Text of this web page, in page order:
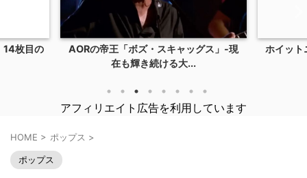
14枚目の
AORの帝王「ボズ・スキャッグス」-現
在も輝き続ける大...
ホイット
アフィリエイト広告を利用しています
HOME > ポップス >
ポップス